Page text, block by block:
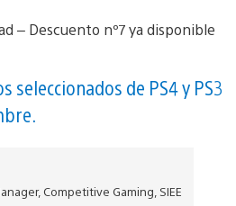
seleccionados de PS4 y PS3
Competitive Gaming, SIEE